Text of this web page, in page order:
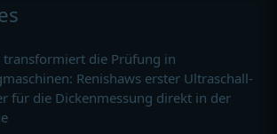
transformiert die Prüfung in
Renishaws erster Ultraschall-
für die Dickenmessung direkt in der